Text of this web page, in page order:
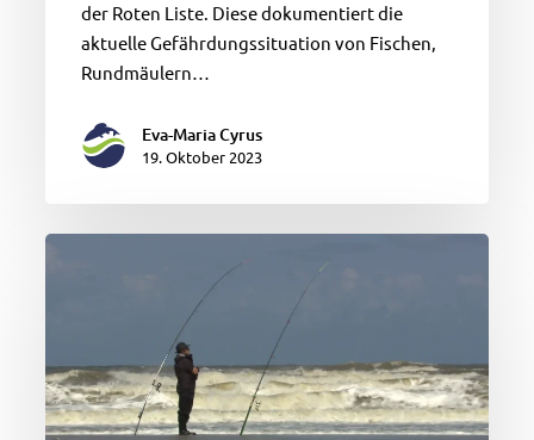
der Roten Liste. Diese dokumentiert die
aktuelle Gefährdungssituation von Fischen,
Rundmäulern…
Eva-Maria Cyrus
19. Oktober 2023
Neue
Folge
Rute